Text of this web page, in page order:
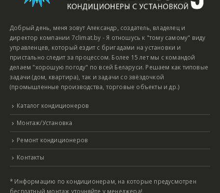
Добрый день, меня зовут Александр, создатель, владелец и
директор компании 7climat.by - Я отношусь к "тому самому" виду
управленцев, который ездит с бригадами на установки и
пристально следит за процессом. Более 15 лет мы с командой
делаем "хорошую погоду" по всей Беларуси. Решаем как типовые
задачи (дом, квартира), так и задачи со звёздочкой
(промышленные производства, торговые объекты и др.)
Каталог кондиционеров
Монтаж/Установка
Ремонт кондиционеров
Контакты
* Информацию по кондиционерам, на которые предусмотрен
бесплатный монтаж уточняйте у менеджера!